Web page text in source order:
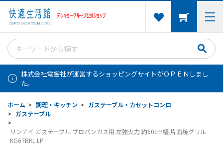
株式会社電響社が運営するショッピングサイトがＯＰＥＮしまし
た。
ホーム > 調理・キッチン > ガステーブル・カセットコンロ
> ガステーブル
>
リンナイ ガステーブル プロパンガス用 左強火力 約60cm幅 片面焼グリル
KG67BKL LP